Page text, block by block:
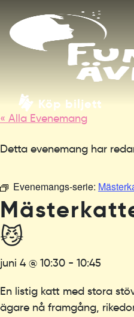
Köp biljett
« Alla Evenemang
Detta evenemang har
Evenemangs-serie:
😼
juni 4 @ 10:30 - 10:45
En listig katt med stora
ägare nå framgång,